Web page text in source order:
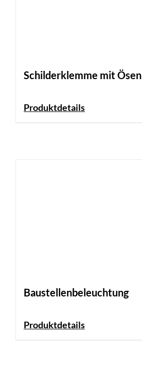
Schilderklemme mit Ösen
Produktdetails
Baustellenbeleuchtung
Produktdetails